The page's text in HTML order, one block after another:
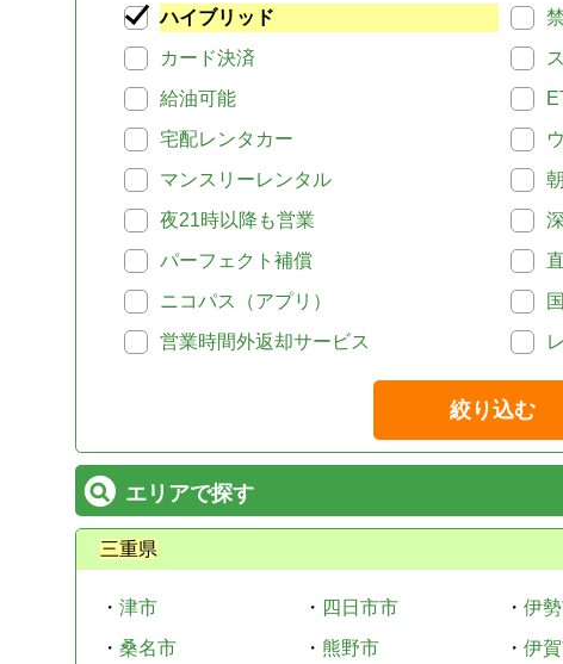
ハイブリッド
カード決済
給油可能
宅配レンタカー
マンスリーレンタル
夜21時以降も営業
パーフェクト補償
ニコパス（アプリ）
営業時間外返却サービス
絞り込む
エリアで探す
三重県
・ 津市 ・ 四日市市 ・ 伊
・ 桑名市 ・ 熊野市 ・ 伊